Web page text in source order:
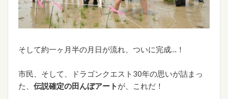
そして約一ヶ月半の月日が流れ、ついに完成…！
市民、そして、ドラゴンクエスト30年の思いが詰まっ
た、 伝説確定の田んぼアート が、これだ！